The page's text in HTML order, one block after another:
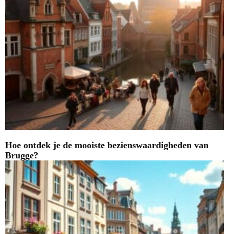
Hoe ontdek je de mooiste bezienswaardigheden van
Brugge?